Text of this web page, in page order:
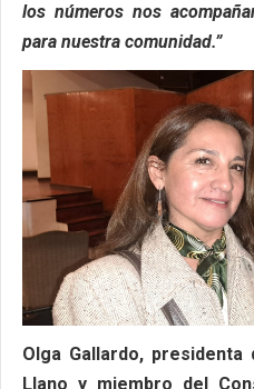
los números nos
para nuestra comunidad.”
Olga Gallardo,
Llano y miembro del